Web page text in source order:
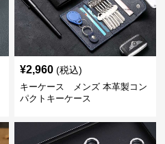
¥2,960 (税込)
キーケース メンズ 本革製コン
パクトキーケース